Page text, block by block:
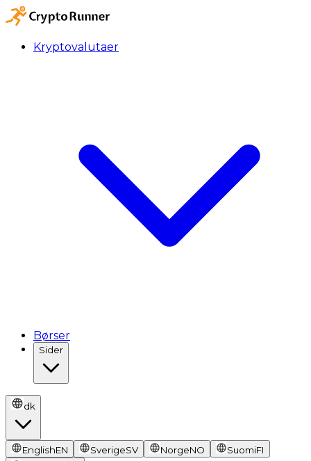
Kryptovalutaer
Børser
Sider
dk
EnglishEN SverigeSV NorgeNO SuomiFI